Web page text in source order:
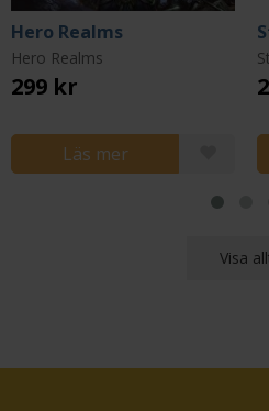
Hero Realms
Hero Realms
299 kr
Läs mer
Visa